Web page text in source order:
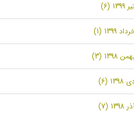
1399 (6)
1399 (1)
1398 (3)
1398 (6)
1398 (7)